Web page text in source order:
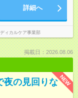
詳細へ
ィカルケア事業部
掲載日：2026.08.06
NEW
夜の見回りな